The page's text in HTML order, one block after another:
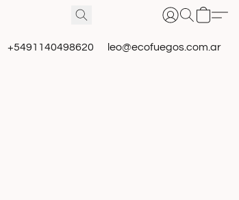
+5491140498620 leo@ecofuegos.com.ar